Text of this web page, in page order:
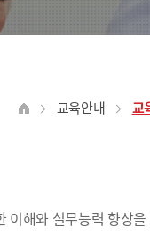
교육안내 교
이해와 실무능력 향상